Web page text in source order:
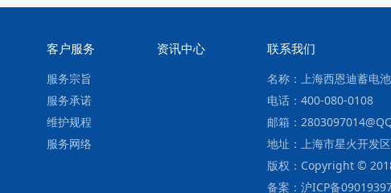
客户服务
服务宗旨
服务承诺
维护规程
服务网络
资讯中心 联系我们
名称：上海西恩迪蓄电
电话：400-080-0108
邮箱：
地址：上海市星火开发
版权：Copyright ©
备案：沪ICP备